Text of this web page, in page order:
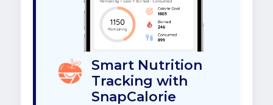
Smart Nutrition
Tracking with
SnapCalorie